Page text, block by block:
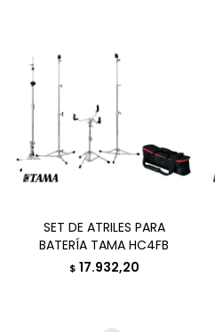
SET DE ATRILES PARA
BATERÍA TAMA HC4FB
$ 17.932,20